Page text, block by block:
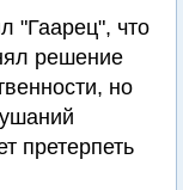
"Гаарец", что
решение
но
претерпеть